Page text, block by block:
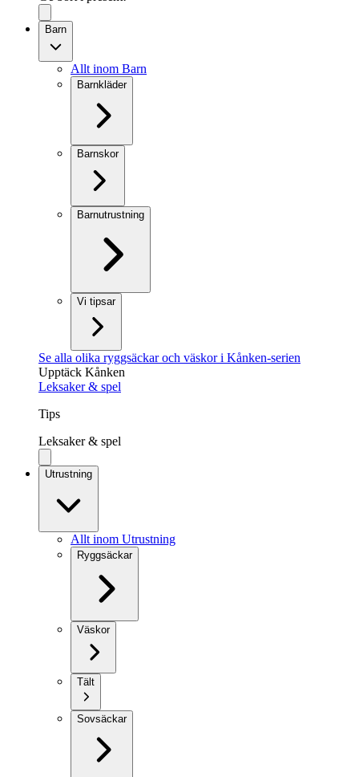
Barn
Allt inom Barn
Barnkläder
Barnskor
Barnutrustning
Vi tipsar
Se alla olika ryggsäckar och väskor i Kånken-serien
Upptäck Kånken
Leksaker & spel
Tips
Leksaker & spel
Utrustning
Allt inom Utrustning
Ryggsäckar
Väskor
Tält
Sovsäckar